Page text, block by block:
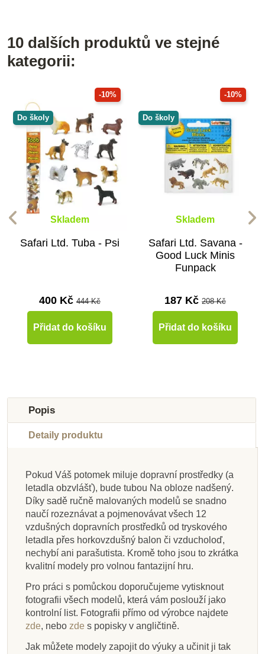
10 dalších produktů ve stejné
kategorii:
-10%
Do školy
Skladem
Safari Ltd. Tuba - Psi
400 Kč 444 Kč
Přidat do košíku
-10%
Do školy
Skladem
Safari Ltd. Savana -
Good Luck Minis
Funpack
187 Kč 208 Kč
Přidat do košíku
Do školy
Skladem
Safari Ltd. Tuba -
Příroda
Přidat do košíku
Do školy
Skladem
Safari Ltd. Žraloci
Přidat do košíku
Do školy
Skladem
Safari Ltd. Tuba - Na
silnici
Přidat do košíku
Do školy
Skladem
Safari Ltd. Tuba -
Draci živlů
Přidat do košíku
Do školy
Skladem
Safari Ltd. Divoký
západ - Good Luck
Minis Funpack
Přidat do košíku
Do školy
Skladem
Safari Ltd. figurky
Good Luck Minis
Přidat do košíku
Do školy
Skladem
Safari Ltd. Tuba -
Poníci
Přidat do košíku
Do školy
Skladem
Safari Ltd. Tuba -
Prehistorický život
Přidat do košíku
Popis
Detaily produktu
Pokud Váš potomek miluje dopravní prostředky (a
letadla obzvlášť), bude tubou Na obloze nadšený.
Díky sadě ručně malovaných modelů se snadno
naučí rozeznávat a pojmenovávat všech 12
vzdušných dopravních prostředků od tryskového
letadla přes horkovzdušný balon či vzducholoď,
nechybí ani parašutista. Kromě toho jsou to zkrátka
kvalitní modely pro volnou fantazijní hru.
Pro práci s pomůckou doporučujeme vytisknout
fotografii všech modelů, která vám poslouží jako
kontrolní list. Fotografii přímo od výrobce najdete
zde, nebo zde s popisky v angličtině.
Jak můžete modely zapojit do výuky a učinit ji tak